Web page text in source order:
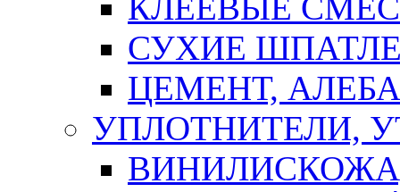
КЛЕЕВЫЕ
СУХИЕ
ЦЕМЕНТ,
УПЛОТНИТЕЛИ,